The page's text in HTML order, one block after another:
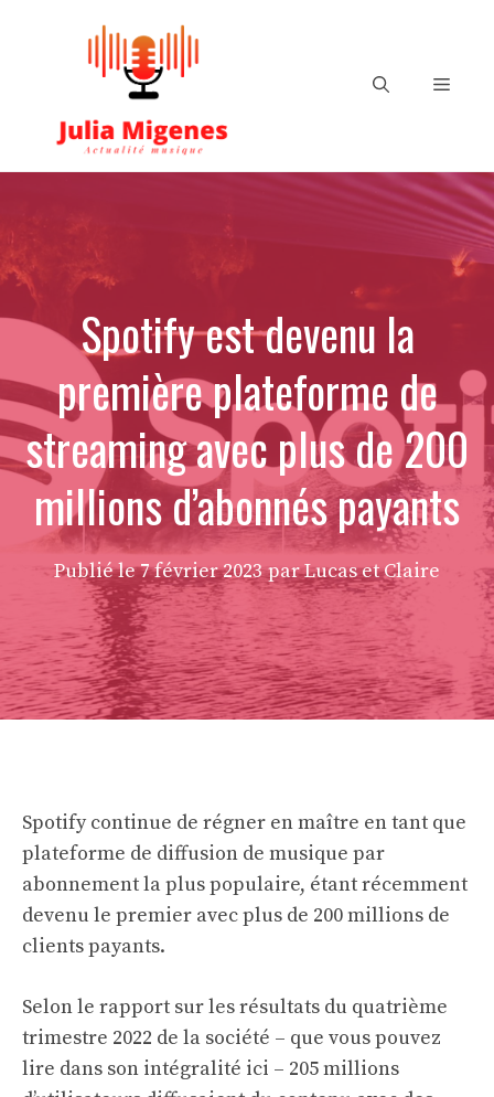
Menu
Spotify est devenu la
première plateforme de
streaming avec plus de 200
millions d’abonnés payants
Publié le7 février 2023 par Lucas et Claire
Spotify continue de régner en maître en tant que
plateforme de diffusion de musique par
abonnement la plus populaire, étant récemment
devenu le premier avec plus de 200 millions de
clients payants.
Selon le rapport sur les résultats du quatrième
trimestre 2022 de la société – que vous pouvez
lire dans son intégralité ici – 205 millions